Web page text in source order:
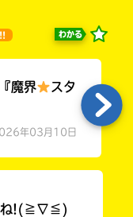
わかる
魔界
スタ
年03月10日
ね!(≧∇≦)